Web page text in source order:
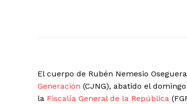
El cuerpo de Rubén Nemesio
Generación (CJNG), abatido el
la Fiscalía General de la República